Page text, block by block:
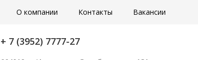
О компании Контакты Вакансии
+ 7 (3952) 7777-27